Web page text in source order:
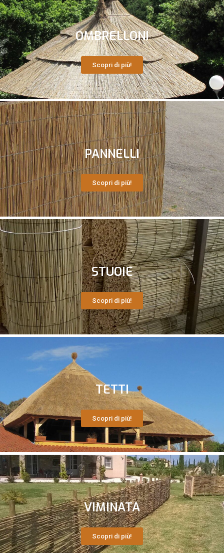
OMBRELLONI
Scopri di più!
PANNELLI
Scopri di più!
STUOIE
Scopri di più!
TETTI
Scopri di più!
VIMINATA
Scopri di più!